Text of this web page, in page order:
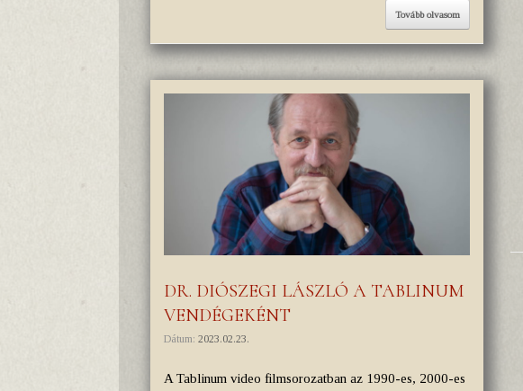
Tovább olvasom
DR. DIÓSZEGI LÁSZLÓ A TABLINUM
VENDÉGEKÉNT
Dátum: 2023.02.23.
A Tablinum video filmsorozatban az 1990-es, 2000-es